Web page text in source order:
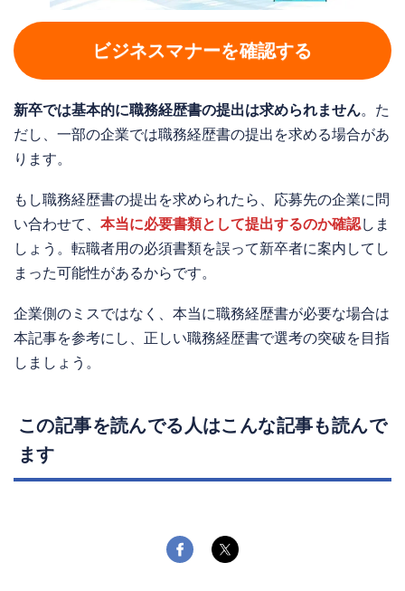
ビジネスマナーを確認する
新卒では基本的に職務経歴書の提出は求められません。た
だし、一部の企業では職務経歴書の提出を求める場合があ
ります。
もし職務経歴書の提出を求められたら、応募先の企業に問
い合わせて、 本当に必要書類として提出するのか確認しま
しょう。転職者用の必須書類を誤って新卒者に案内してし
まった可能性があるからです。
企業側のミスではなく、本当に職務経歴書が必要な場合は
本記事を参考にし、正しい職務経歴書で選考の突破を目指
しましょう。
この記事を読んでる人はこんな記事も読んで
ます